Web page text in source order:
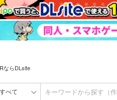
ならDLsite
すべて